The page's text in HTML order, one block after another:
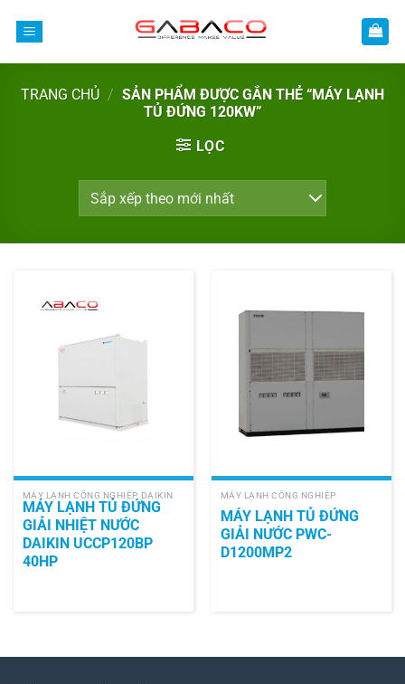
TRANG CHỦ / SẢN PHẨM ĐƯỢC GẮN THẺ “MÁY LẠNH
TỦ ĐỨNG 120KW”
LỌC
MÁY LẠNH CÔNG NGHIỆP DAIKIN
MÁY LẠNH TỦ ĐỨNG
GIẢI NHIỆT NƯỚC
DAIKIN UCCP120BP
40HP
MÁY LẠNH CÔNG NGHIỆP
MÁY LẠNH TỦ ĐỨNG
GIẢI NƯỚC PWC-
D1200MP2